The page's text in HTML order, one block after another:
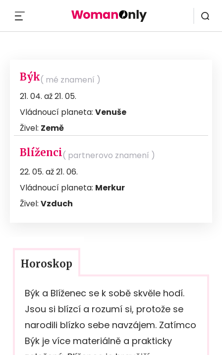
Býk( mé znamení )
21. 04. až 21. 05.
Vládnoucí planeta: Venuše
Živel: Země
Blíženci( partnerovo znamení )
22. 05. až 21. 06.
Vládnoucí planeta: Merkur
Živel: Vzduch
Horoskop
Býk a Blíženec se k sobě skvěle hodí.
Jsou si blízcí a rozumí si, protože se
narodili blízko sebe navzájem. Zatímco
Býk je více materiálně a prakticky